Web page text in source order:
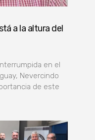
a la altura del
en el
Nevercindo
de este